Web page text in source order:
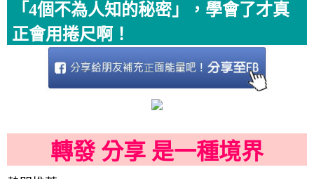
「4個不為人知的秘密」，學會了才真
正會用捲尺啊！
轉發 分享 是一種境界